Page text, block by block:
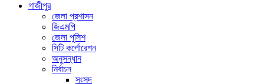
গাজীপুর
জেলা প্রশাসন
জিএমপি
জেলা পুলিশ
সিটি কর্পোরেশন
অনুসন্ধান
নির্বাচন
সংসদ